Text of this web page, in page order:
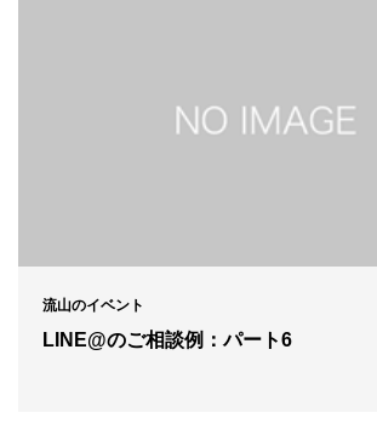
流山のイベント
LINE@のご相談例：パート6